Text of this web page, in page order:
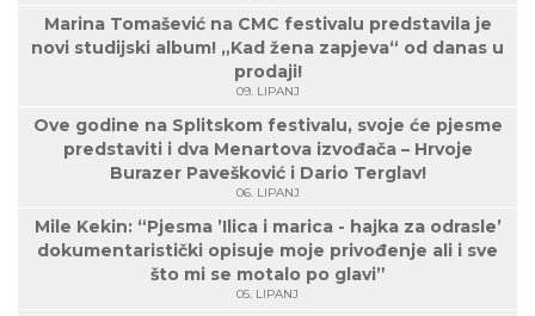
Marina Tomašević na CMC festivalu predstavila je
novi studijski album! „Kad žena zapjeva“ od danas u
prodaji!
09. LIPANJ
Ove godine na Splitskom festivalu, svoje će pjesme
predstaviti i dva Menartova izvođača – Hrvoje
Burazer Pavešković i Dario Terglav!
06. LIPANJ
Mile Kekin: “Pjesma ’Ilica i marica - hajka za odrasle’
dokumentaristički opisuje moje privođenje ali i sve
što mi se motalo po glavi”
05. LIPANJ